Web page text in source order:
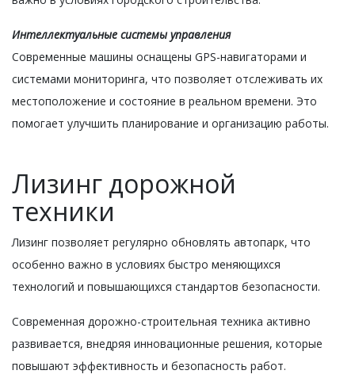
Интеллектуальные системы управления
Современные машины оснащены GPS-навигаторами и
системами мониторинга, что позволяет отслеживать их
местоположение и состояние в реальном времени. Это
помогает улучшить планирование и организацию работы.
Лизинг дорожной
техники
Лизинг позволяет регулярно обновлять автопарк, что
особенно важно в условиях быстро меняющихся
технологий и повышающихся стандартов безопасности.
Современная дорожно-строительная техника активно
развивается, внедряя инновационные решения, которые
повышают эффективность и безопасность работ.